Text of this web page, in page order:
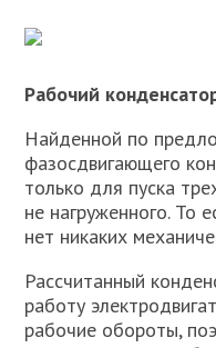
Рабочий
Найденной по
фазосдвигающего
только для пуска
не нагруженного. То
нет никаких
Рассчитанный
работу
рабочие обороты,